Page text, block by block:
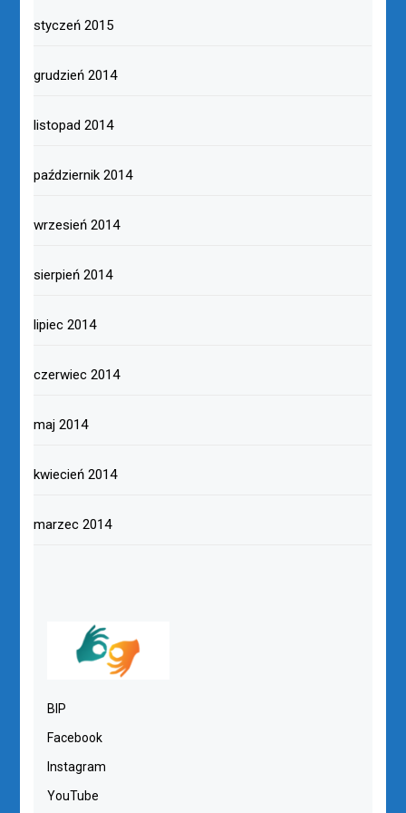
styczeń 2015
grudzień 2014
listopad 2014
październik 2014
wrzesień 2014
sierpień 2014
lipiec 2014
czerwiec 2014
maj 2014
kwiecień 2014
marzec 2014
BIP
Facebook
Instagram
YouTube